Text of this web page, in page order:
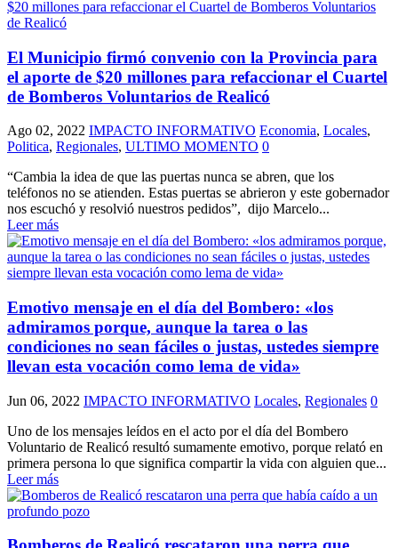
El Municipio firmó convenio con la Provincia para
el aporte de $20 millones para refaccionar el Cuartel
de Bomberos Voluntarios de Realicó
Ago 02, 2022 IMPACTO INFORMATIVO Economia, Locales,
Politica, Regionales, ULTIMO MOMENTO 0
“Cambia la idea de que las puertas nunca se abren, que los
teléfonos no se atienden. Estas puertas se abrieron y este gobernador
nos escuchó y resolvió nuestros pedidos”, dijo Marcelo...
Leer más
Emotivo mensaje en el día del Bombero: «los
admiramos porque, aunque la tarea o las
condiciones no sean fáciles o justas, ustedes siempre
llevan esta vocación como lema de vida»
Jun 06, 2022 IMPACTO INFORMATIVO Locales, Regionales 0
Uno de los mensajes leídos en el acto por el día del Bombero
Voluntario de Realicó resultó sumamente emotivo, porque relató en
primera persona lo que significa compartir la vida con alguien que...
Leer más